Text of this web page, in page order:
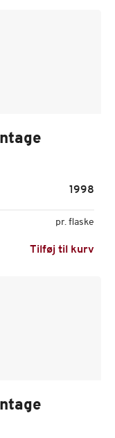
1998
pr. flaske
Tilføj til kurv